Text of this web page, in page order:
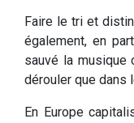
Faire le tri et
également, en
sauvé la musique
dérouler que dans
En Europe